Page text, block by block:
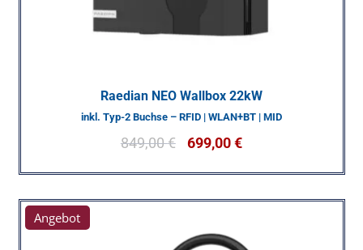
Raedian NEO Wallbox 22kW
inkl. Typ-2 Buchse – RFID | WLAN+BT | MID
849,00€ 699,00€
Angebot